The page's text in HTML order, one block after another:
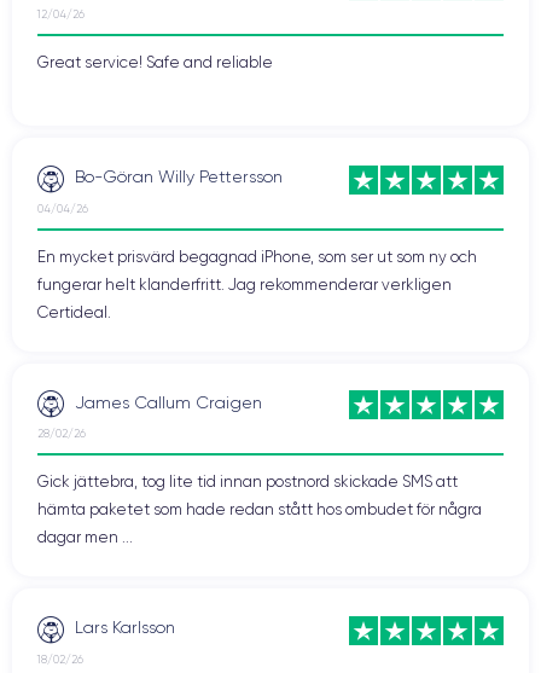
12/04/26
Great service! Safe and reliable
Bo-Göran Willy Pettersson
04/04/26
En mycket prisvärd begagnad iPhone, som ser ut som ny och
fungerar helt klanderfritt. Jag rekommenderar verkligen
Certideal.
James Callum Craigen
28/02/26
Gick jättebra, tog lite tid innan postnord skickade SMS att
hämta paketet som hade redan stått hos ombudet för några
dagar men ...
Lars Karlsson
18/02/26